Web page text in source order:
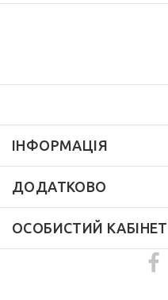
ІНФОРМАЦІЯ
ДОДАТКОВО
ОСОБИСТИЙ КАБІНЕТ